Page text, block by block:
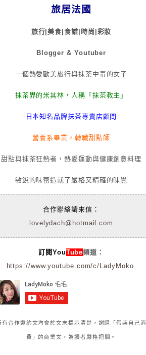
旅居法國
旅行|美食|食譜|時尚|彩妝
Blogger & Youtuber
一個熱愛歐美旅行與抹茶中毒的女子
抹茶界的米其林，人稱「抹茶教主」
日本知名品牌抹茶專賣店顧問
營養系畢業，轉職甜點師
甜點與抹茶狂熱者，熱愛運動與健康創意料理
敏銳的味蕾造就了嚴格又精確的味覺
合作聯絡請來信：
lovelydach@hotmail.com
訂閱YouTube頻道：
https://www.youtube.com/c/LadyMoko
有合作邀約文均會於文末標示清楚，謝絕「假裝自己消
費」的商業文，為讀者嚴格把關。